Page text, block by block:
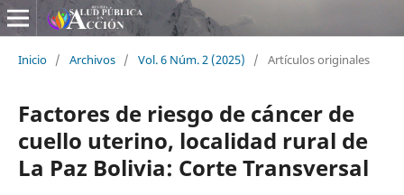
Inicio / Archivos / Vol. 6 Núm. 2 (2025) / Artículos originales
Factores de riesgo de cáncer de
cuello uterino, localidad rural de
La Paz Bolivia: Corte Transversal